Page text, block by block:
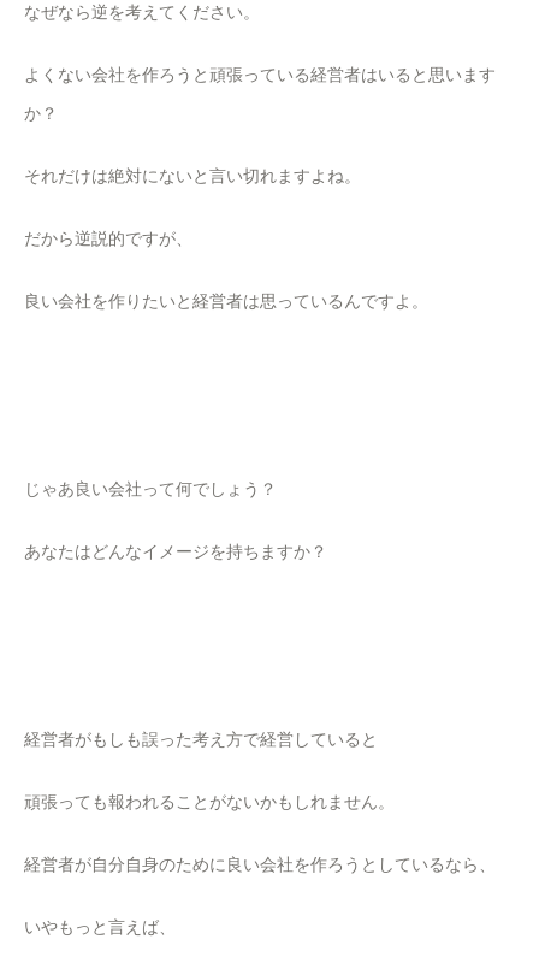
なぜなら逆を考えてください。
よくない会社を作ろうと頑張っている経営者はいると思います
か？
それだけは絶対にないと言い切れますよね。
だから逆説的ですが、
良い会社を作りたいと経営者は思っているんですよ。
じゃあ良い会社って何でしょう？
あなたはどんなイメージを持ちますか？
経営者がもしも誤った考え方で経営していると
頑張っても報われることがないかもしれません。
経営者が自分自身のために良い会社を作ろうとしているなら、
いやもっと言えば、